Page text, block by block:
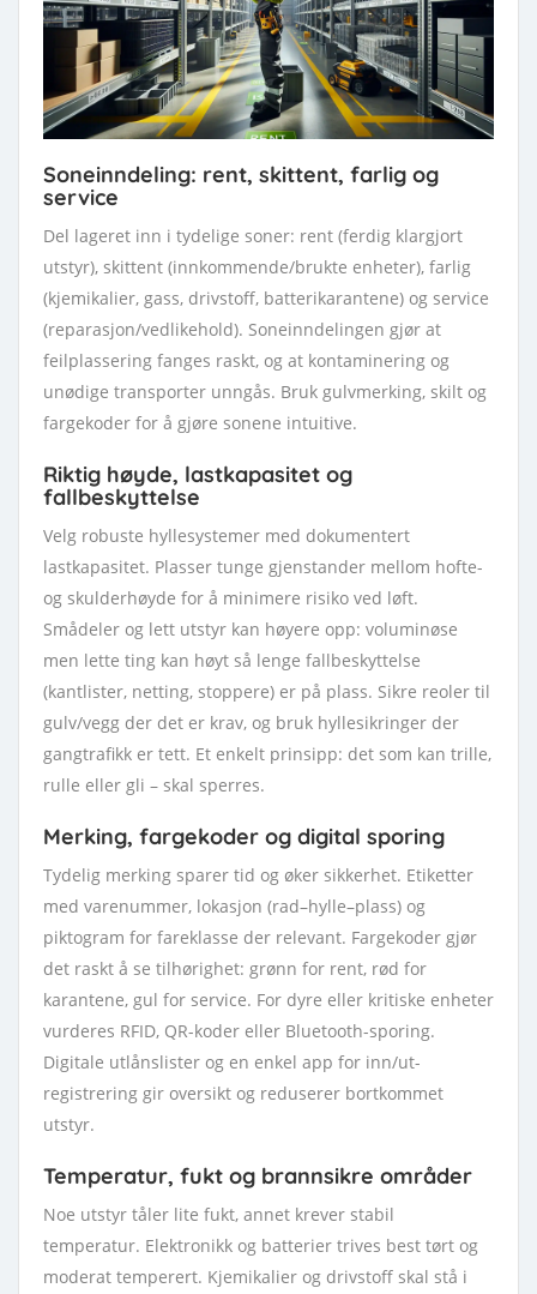
Soneinndeling: rent, skittent, farlig og
service
Del lageret inn i tydelige soner: rent (ferdig klargjort
utstyr), skittent (innkommende/brukte enheter), farlig
(kjemikalier, gass, drivstoff, batterikarantene) og service
(reparasjon/vedlikehold). Soneinndelingen gjør at
feilplassering fanges raskt, og at kontaminering og
unødige transporter unngås. Bruk gulvmerking, skilt og
fargekoder for å gjøre sonene intuitive.
Riktig høyde, lastkapasitet og
fallbeskyttelse
Velg robuste hyllesystemer med dokumentert
lastkapasitet. Plasser tunge gjenstander mellom hofte-
og skulderhøyde for å minimere risiko ved løft.
Smådeler og lett utstyr kan høyere opp: voluminøse
men lette ting kan høyt så lenge fallbeskyttelse
(kantlister, netting, stoppere) er på plass. Sikre reoler til
gulv/vegg der det er krav, og bruk hyllesikringer der
gangtrafikk er tett. Et enkelt prinsipp: det som kan trille,
rulle eller gli – skal sperres.
Merking, fargekoder og digital sporing
Tydelig merking sparer tid og øker sikkerhet. Etiketter
med varenummer, lokasjon (rad–hylle–plass) og
piktogram for fareklasse der relevant. Fargekoder gjør
det raskt å se tilhørighet: grønn for rent, rød for
karantene, gul for service. For dyre eller kritiske enheter
vurderes RFID, QR-koder eller Bluetooth-sporing.
Digitale utlånslister og en enkel app for inn/ut-
registrering gir oversikt og reduserer bortkommet
utstyr.
Temperatur, fukt og brannsikre områder
Noe utstyr tåler lite fukt, annet krever stabil
temperatur. Elektronikk og batterier trives best tørt og
moderat temperert. Kjemikalier og drivstoff skal stå i